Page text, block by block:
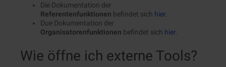
Die Dokumentation der
Referentenfunktionen befindet sich hier
Due Dokumentation der
Organisatorenfunktionen befindet sich hier
Wie öffne ich externe Tools?